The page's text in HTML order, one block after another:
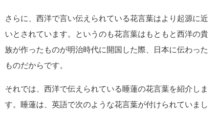
さらに、西洋で言い伝えられている花言葉はより起源に近
いとされています。というのも花言葉はもともと西洋の貴
族が作ったものが明治時代に開国した際、日本に伝わった
ものだからです。
それでは、西洋で伝えられている睡蓮の花言葉を紹介しま
す。睡蓮は、英語で次のような花言葉が付けられていまし